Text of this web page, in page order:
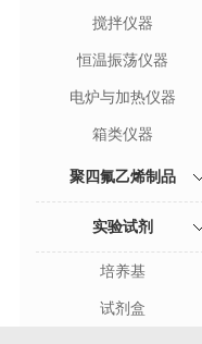
搅拌仪器
恒温振荡仪器
电炉与加热仪器
箱类仪器
聚四氟乙烯制品
实验试剂
培养基
试剂盒